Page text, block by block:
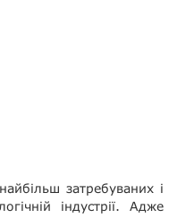
затребуваних і
індустрії. Адже